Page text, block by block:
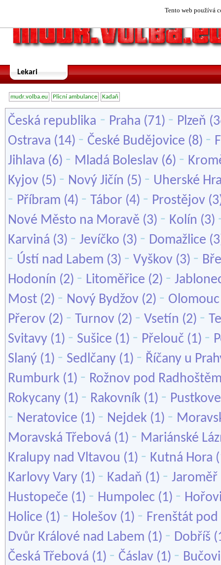
Tento web používá
Lekari
mudr.volba.eu Plicní ambulance Kadaň
Česká republika - Praha (71) - Plzeň
Ostrava (14) - České Budějovice (8) -
Jihlava (6) - Mladá Boleslav (6) -
Kyjov (5) - Nový Jičín (5) - Uherské
- Příbram (4) - Tábor (4) - Prostějov
Nové Město na Moravě (3) - Kolín (3)
Karviná (3) - Jevíčko (3) - Domažlice
- Ústí nad Labem (3) - Vyškov (3) -
Hodonín (2) - Litoměřice (2) -
Most (2) - Nový Bydžov (2) - Olomouc
Přerov (2) - Turnov (2) - Vsetín (2) -
Svitavy (1) - Sušice (1) - Přelouč (1) -
Slaný (1) - Sedlčany (1) - Říčany u
Rumburk (1) - Rožnov pod
Rokycany (1) - Rakovník (1) -
- Neratovice (1) - Nejdek (1) -
Moravská Třebová (1) - Mariánské
Kralupy nad Vltavou (1) - Kutná Hora
Karlovy Vary (1) - Kadaň (1) - Jaroměř
Hustopeče (1) - Humpolec (1) -
Holice (1) - Holešov (1) - Frenštát
Dvůr Králové nad Labem (1) - Dobříš
Česká Třebová (1) - Čáslav (1) -